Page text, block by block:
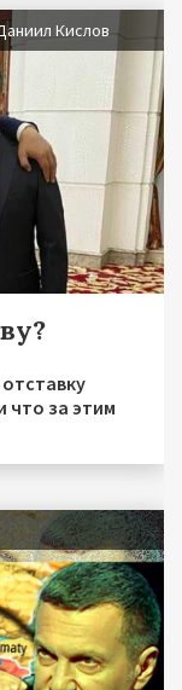
Кислов
что за этим